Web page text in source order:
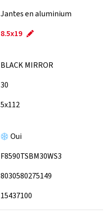
Jantes en aluminium
8.5x19
BLACK MIRROR
30
5x112
Oui
F8590TSBM30WS3
8030580275149
15437100